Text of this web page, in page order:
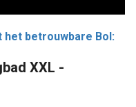
het betrouwbare Bol:
XXL -